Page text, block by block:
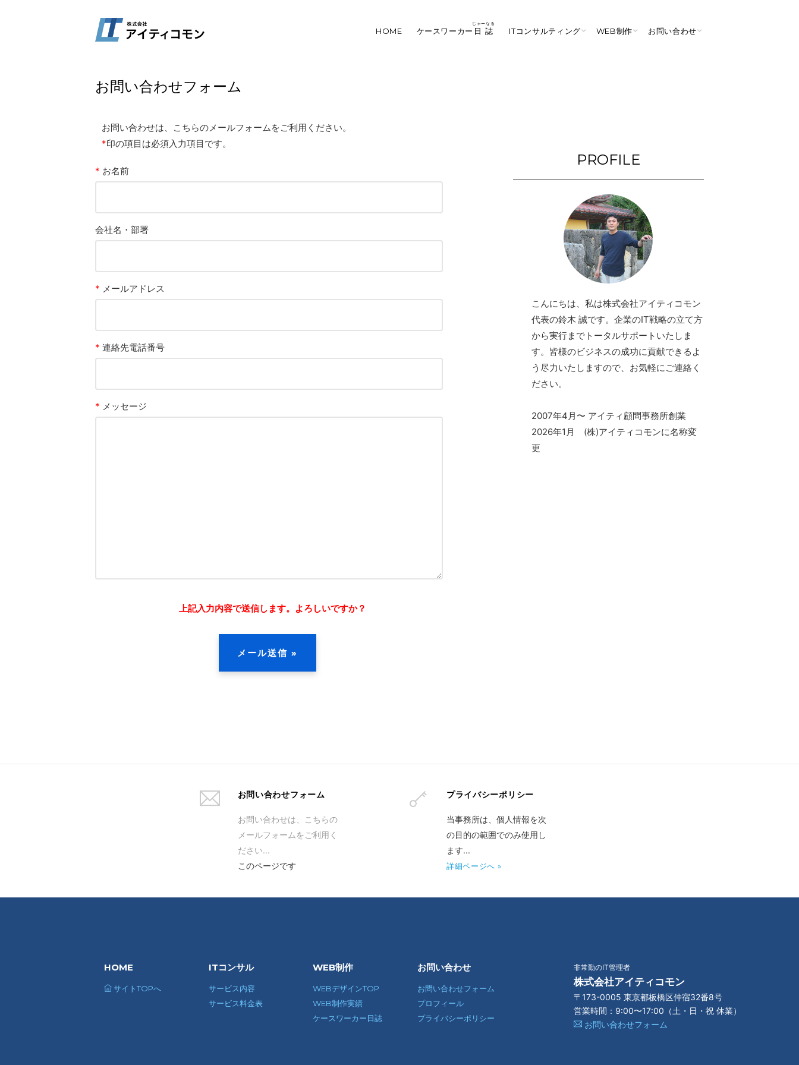
HOME ケースワーカー 日誌
じゃーなる
ITコンサルティング WEB制作 お問い合わせ
お問い合わせフォーム
お問い合わせは、こちらのメールフォームをご利用ください。
*印の項目は必須入力項目です。
* お名前
会社名・部署
* メールアドレス
* 連絡先電話番号
* メッセージ
上記入力内容で送信します。よろしいですか？
PROFILE
こんにちは、私は株式会社アイティコモン
代表の鈴木 誠です。企業のIT戦略の立て方
から実行までトータルサポートいたしま
す。皆様のビジネスの成功に貢献できるよ
う尽力いたしますので、お気軽にご連絡く
ださい。
2007年4月〜 アイティ顧問事務所創業
2026年1月 (株)アイティコモンに名称変
更
お問い合わせフォーム
お問い合わせは、こちらの
メールフォームをご利用く
ださい...
このページです
プライバシーポリシー
当事務所は、個人情報を次
の目的の範囲でのみ使用し
ます...
詳細ページへ »
HOME
サイトTOPへ
ITコンサル
サービス内容
サービス料金表
WEB制作
WEBデザインTOP
WEB制作実績
ケースワーカー日誌
お問い合わせ
お問い合わせフォーム
プロフィール
プライバシーポリシー
非常勤のIT管理者
株式会社アイティコモン
〒173-0005 東京都板橋区仲宿32番8号
営業時間：9:00〜17:00（土・日・祝 休業）
お問い合わせフォーム